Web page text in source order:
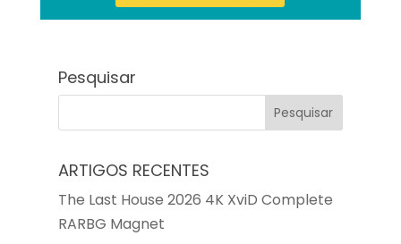
Pesquisar
ARTIGOS RECENTES
The Last House 2026 4K XviD Complete
RARBG Magnet